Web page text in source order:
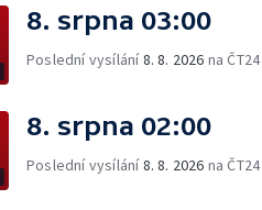
8. srpna 03:00
Poslední vysílání8. 8. 2026 na ČT24
8. srpna 02:00
Poslední vysílání8. 8. 2026 na ČT24